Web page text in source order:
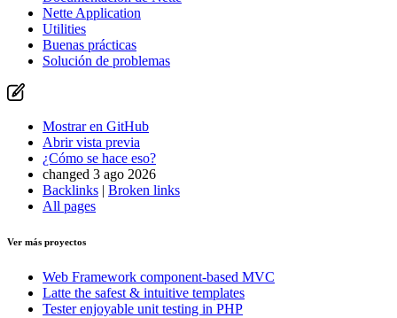
Nette Application
Utilities
Buenas prácticas
Solución de problemas
Mostrar en GitHub
Abrir vista previa
¿Cómo se hace eso?
changed 3 ago 2026
Backlinks | Broken links
All pages
Ver más proyectos
Web Framework component-based MVC
Latte the safest & intuitive templates
Testerenjoyable unit testing in PHP